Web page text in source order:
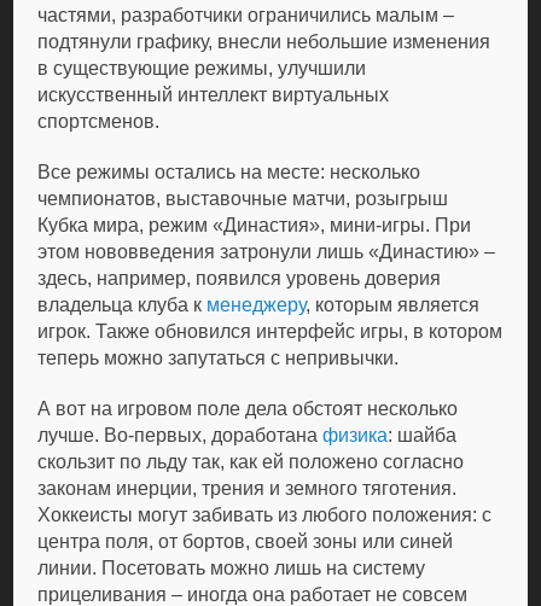
частями, разработчики ограничились малым –
подтянули графику, внесли небольшие изменения
в существующие режимы, улучшили
искусственный интеллект виртуальных
спортсменов.
Все режимы остались на месте: несколько
чемпионатов, выставочные матчи, розыгрыш
Кубка мира, режим «Династия», мини-игры. При
этом нововведения затронули лишь «Династию» –
здесь, например, появился уровень доверия
владельца клуба к менеджеру, которым является
игрок. Также обновился интерфейс игры, в котором
теперь можно запутаться с непривычки.
А вот на игровом поле дела обстоят несколько
лучше. Во-первых, доработанафизика: шайба
скользит по льду так, как ей положено согласно
законам инерции, трения и земного тяготения.
Хоккеисты могут забивать из любого положения: с
центра поля, от бортов, своей зоны или синей
линии. Посетовать можно лишь на систему
прицеливания – иногда она работает не совсем